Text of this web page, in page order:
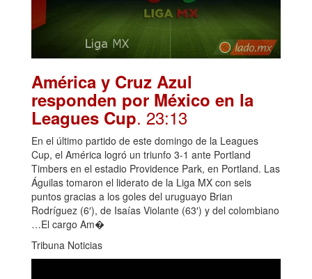
América y Cruz Azul
responden por México en la
Leagues Cup. 23:13
En el último partido de este domingo de la Leagues
Cup, el América logró un triunfo 3-1 ante Portland
Timbers en el estadio Providence Park, en Portland. Las
Águilas tomaron el liderato de la Liga MX con seis
puntos gracias a los goles del uruguayo Brian
Rodríguez (6′), de Isaías Violante (63′) y del colombiano
…El cargo Am�
Tribuna Noticias